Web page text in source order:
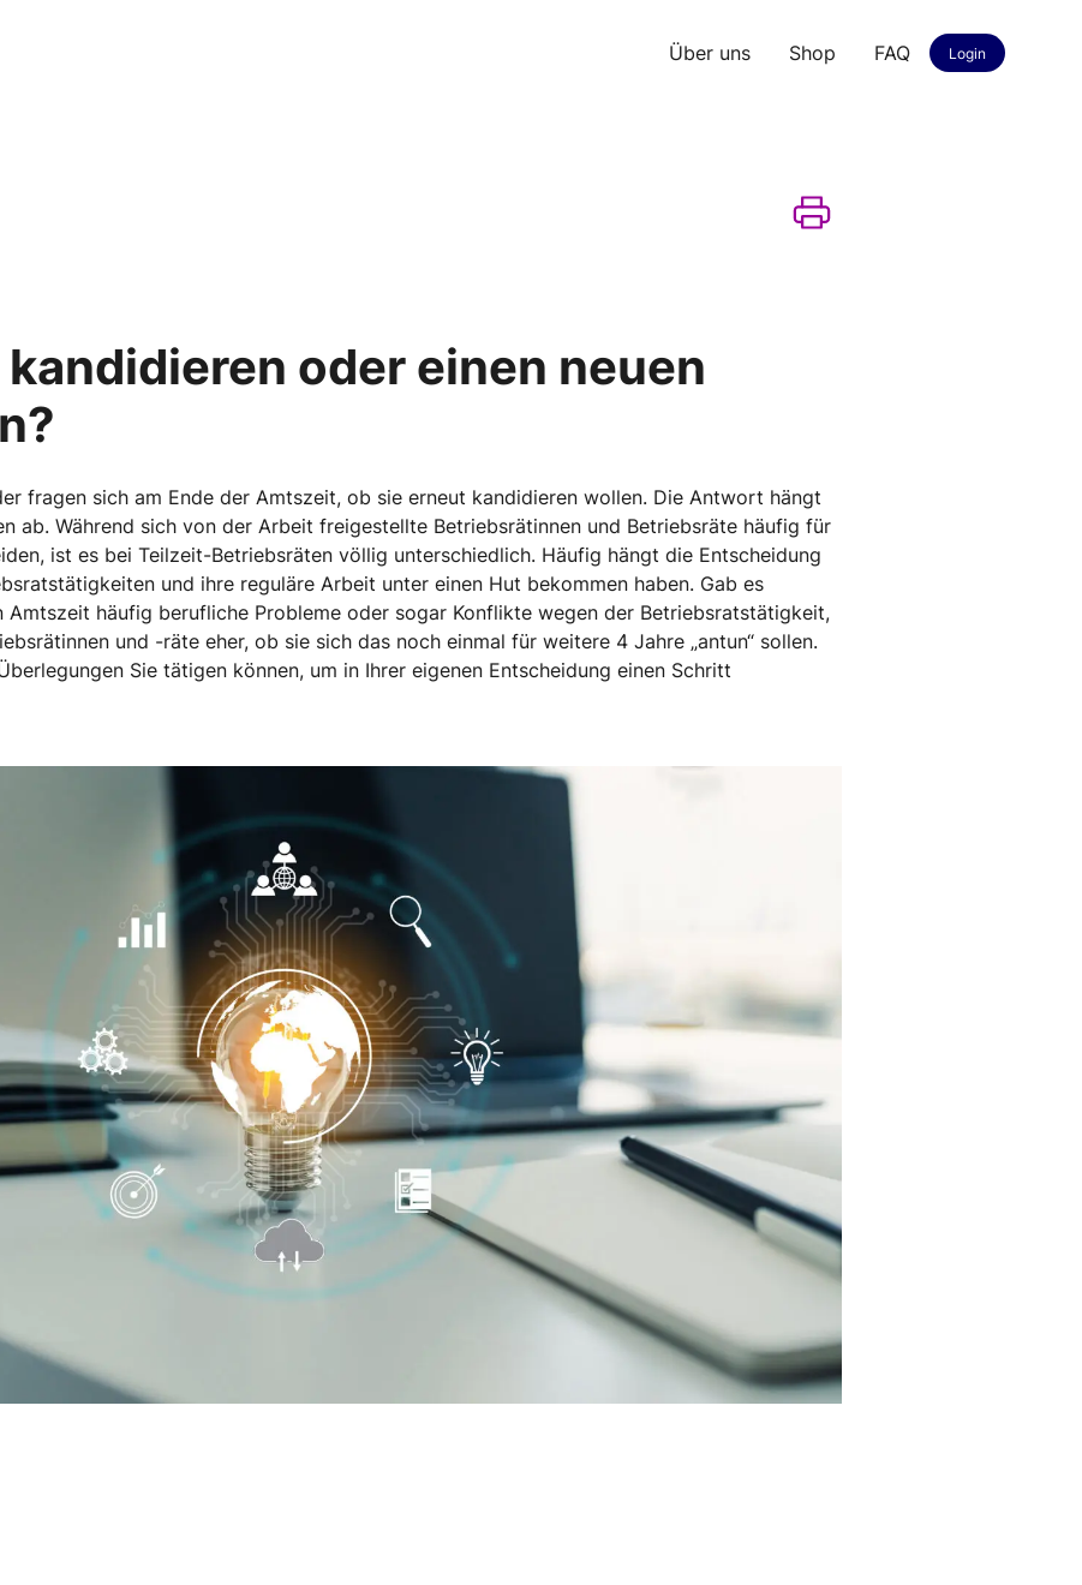
Über uns Shop FAQ Login
oder einen neuen
fragen sich am Ende der Amtszeit, ob sie erneut kandidieren wollen. Die Antwort hängt
ab. Während sich von der Arbeit freigestellte Betriebsrätinnen und Betriebsräte häufig für
ist es bei Teilzeit-Betriebsräten völlig unterschiedlich. Häufig hängt die Entscheidung
und ihre reguläre Arbeit unter einen Hut bekommen haben. Gab es
Amtszeit häufig berufliche Probleme oder sogar Konflikte wegen der Betriebsratstätigkeit,
und -räte eher, ob sie sich das noch einmal für weitere 4 Jahre „antun“ sollen.
Sie tätigen können, um in Ihrer eigenen Entscheidung einen Schritt